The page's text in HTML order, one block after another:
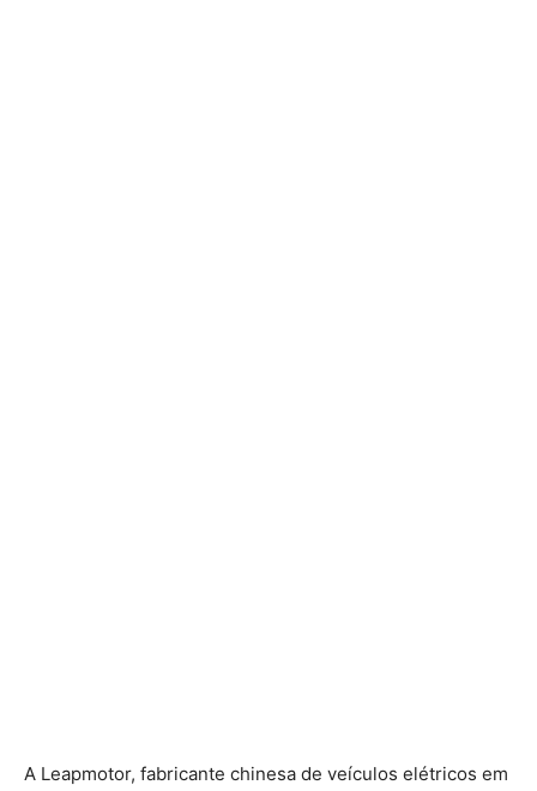
A Leapmotor, fabricante chinesa de veículos elétricos em